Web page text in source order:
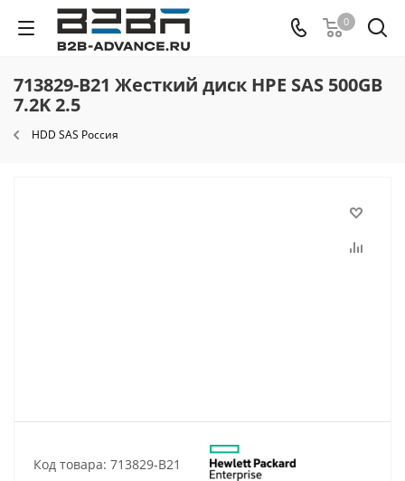
0
713829-B21 Жесткий диск HPE SAS 500GB
7.2K 2.5
HDD SAS Россия
Код товара: 713829-B21